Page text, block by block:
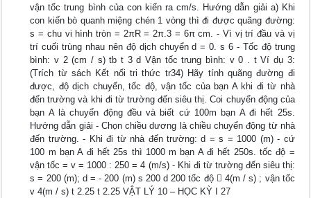
vận tốc trung bình của con kiến ra cm/s. Hướng dẫn giải a) Khi
con kiến bò quanh miệng chén 1 vòng thì đi được quãng đường:
s = chu vi hình tròn = 2πR = 2π.3 = 6π cm. - Vì vị trí đầu và vị
trí cuối trùng nhau nên độ dịch chuyển d = 0. s 6 - Tốc độ trung
bình: v 2 (cm / s) tb t 3 d Vận tốc trung bình: v 0 . t Ví dụ 3:
(Trích từ sách Kết nối tri thức tr34) Hãy tính quãng đường đi
được, độ dịch chuyển, tốc độ, vận tốc của bạn A khi đi từ nhà
đến trường và khi đi từ trường đến siêu thị. Coi chuyển động của
bạn A là chuyển động đều và biết cứ 100m bạn A đi hết 25s.
Hướng dẫn giải - Chọn chiều dương là chiều chuyển động từ nhà
đến trường. - Khi đi từ nhà đến trường: d = s = 1000 (m) - cứ
100 m bạn A đi hết 25s thì 1000 m bạn A đi hết 250s. tốc độ =
vận tốc = v = 1000 : 250 = 4 (m/s) - Khi đi từ trường đến siêu thị:
s = 200 (m); d = - 200 (m) s 200 d 200 tốc độ  4(m / s) ; vận tốc
v 4(m / s) t 2.25 t 2.25 VẬT LÝ 10 – HỌC KỲ I 27